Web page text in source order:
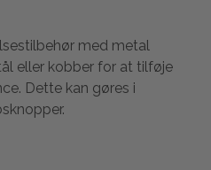
med metal
eller kobber for at tilføje
Dette kan gøres i